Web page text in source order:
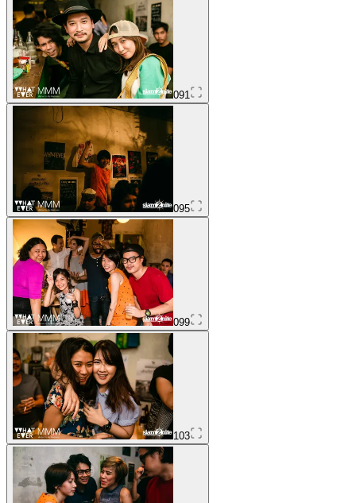
091
095
099
103